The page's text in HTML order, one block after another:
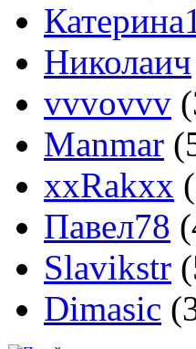
Николаич
vvvovvv
Manmar
xxRakxx
Павел78
Slavikstr
Dimasic